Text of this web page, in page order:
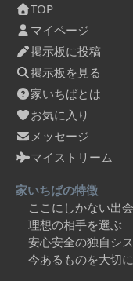
TOP
マイページ
掲示板に投稿
掲示板を見る
家いちばとは
お気に入り
メッセージ
マイストリーム
家いちばの特徴
ここにしかない出
理想の相手を選ぶ
安心安全の独自シ
今あるものを大切に